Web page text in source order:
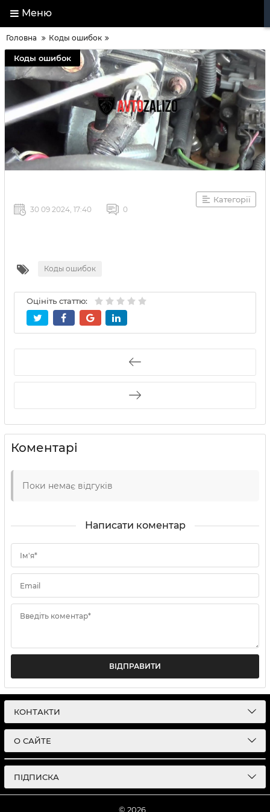
Меню
Головна Коды ошибок
Коды ошибок
Категорії
30 09 2024, 17:40 0
Коды ошибок
Оцініть статтю:
Коментарі
Поки немає відгуків
Написати коментар
Ім'я*
Email
Введіть коментар*
ВІДПРАВИТИ
КОНТАКТИ
О САЙТЕ
ПІДПИСКА
© 2026